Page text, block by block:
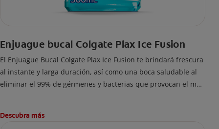
Enjuague bucal Colgate Plax Ice Fusion
El Enjuague Bucal Colgate Plax Ice Fusion te brindará frescura
al instante y larga duración, así como una boca saludable al
eliminar el 99% de gérmenes y bacterias que provocan el mal
Descubra más